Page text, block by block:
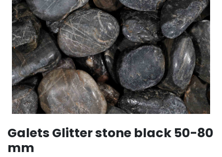
Galets Glitter stone black 50-80
mm